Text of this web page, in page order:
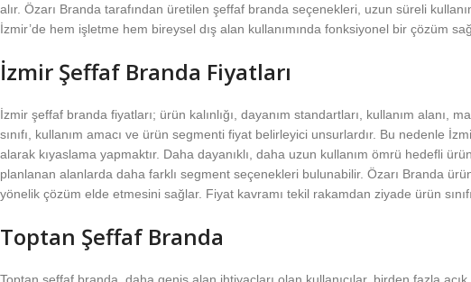
alır. Özarı Branda tarafından üretilen şeffaf branda seçenekleri, uzun süreli
İzmir’de hem işletme hem bireysel dış alan kullanımında fonksiyonel bir çözüm
İzmir Şeffaf Branda Fiyatları
İzmir şeffaf branda fiyatları; ürün kalınlığı, dayanım standartları, kullanım
sınıfı, kullanım amacı ve ürün segmenti fiyat belirleyici unsurlardır. Bu nedenle
alarak kıyaslama yapmaktır. Daha dayanıklı, daha uzun kullanım ömrü hedefli
planlanan alanlarda daha farklı segment seçenekleri bulunabilir. Özarı Branda
yönelik çözüm elde etmesini sağlar. Fiyat kavramı tekil rakamdan ziyade ürün
Toptan Şeffaf Branda